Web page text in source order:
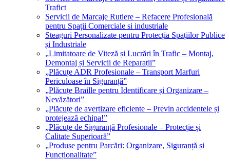
Trafict
Servicii de Marcaje Rutiere – Refacere Profesională
pentru Spații Comerciale si industriale
Steaguri Personalizate pentru Protecția Spațiilor Publice
și Industriale
„Limitatoare de Viteză și Lucrări în Trafic – Montaj,
Demontaj și Servicii de Reparații”
„Plăcuțe ADR Profesionale – Transport Marfuri
Periculoase în Siguranță”
„Plăcuțe Braille pentru Identificare și Organizare –
Nevăzători”
„Plăcuțe de avertizare eficiente – Previn accidentele și
protejează echipa!”
„Plăcuțe de Siguranță Profesionale – Protecție și
Calitate Superioară”
„Produse pentru Parcări: Organizare, Siguranță și
Funcționalitate”